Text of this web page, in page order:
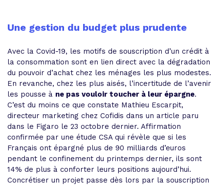
Une gestion du budget plus prudente
Avec la Covid-19, les motifs de souscription d’un crédit à
la consommation sont en lien direct avec la dégradation
du pouvoir d’achat chez les ménages les plus modestes.
En revanche, chez les plus aisés, l’incertitude de l’avenir
les pousse à ne pas vouloir toucher à leur épargne.
C’est du moins ce que constate Mathieu Escarpit,
directeur marketing chez Cofidis dans un article paru
dans le Figaro le 23 octobre dernier. Affirmation
confirmée par une étude CSA qui révèle que si les
Français ont épargné plus de 90 milliards d’euros
pendant le confinement du printemps dernier, ils sont
14% de plus à conforter leurs positions aujourd’hui.
Concrétiser un projet passe dès lors par la souscription